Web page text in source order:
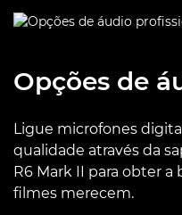
Opções de
Ligue microfones
qualidade através da
R6 Mark II para obter a
filmes merecem.